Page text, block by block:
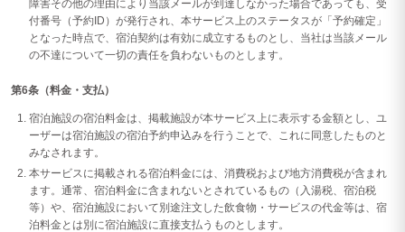
障害その他の理由により当該メールが到達しなかった場合であっても、受
付番号（予約ID）が発行され、本サービス上のステータスが「予約確定」
となった時点で、宿泊契約は有効に成立するものとし、当社は当該メール
の不達について一切の責任を負わないものとします。
第6条（料金・支払）
宿泊施設の宿泊料金は、掲載施設が本サービス上に表示する金額とし、ユ
ーザーは宿泊施設の宿泊予約申込みを行うことで、これに同意したものと
みなされます。
本サービスに掲載される宿泊料金には、消費税および地方消費税が含まれ
ます。通常、宿泊料金に含まれないとされているもの（入湯税、宿泊税
等）や、宿泊施設において別途注文した飲食物・サービスの代金等は、宿
泊料金とは別に宿泊施設に直接支払うものとします。